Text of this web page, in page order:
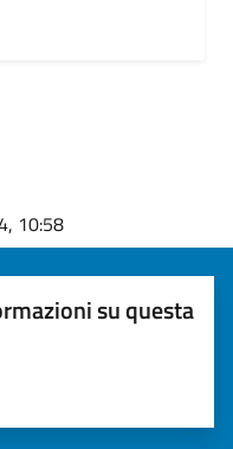
10:58
su questa
1 a 5 stelle)la chiarezza delle
5